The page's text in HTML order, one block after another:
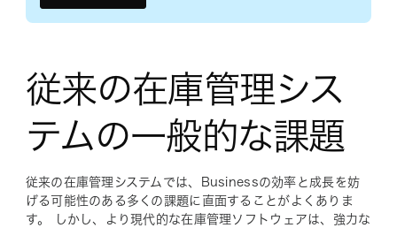
従来の在庫管理シス
テムの一般的な課題
従来の在庫管理システムでは、Businessの効率と成長を妨
げる可能性のある多くの課題に直面することがよくありま
す。 しかし、より現代的な在庫管理ソフトウェアは、強力な